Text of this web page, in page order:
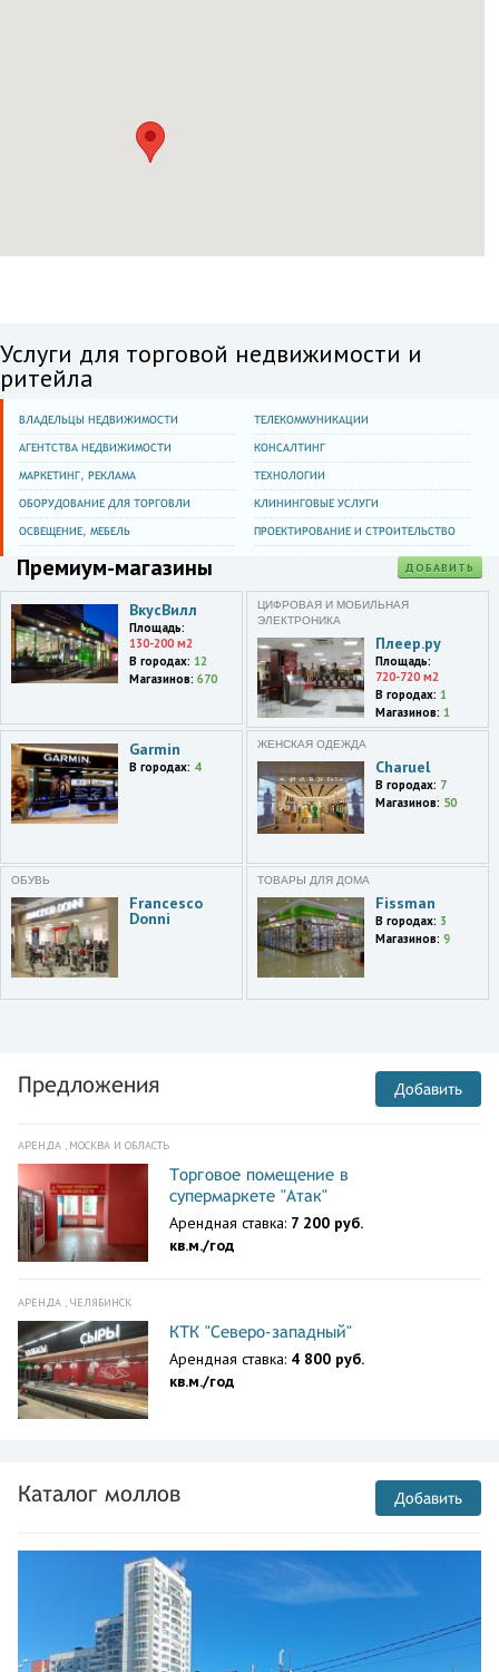
Услуги для торговой недвижимости и
ритейла
ВЛАДЕЛЬЦЫ НЕДВИЖИМОСТИ ТЕЛЕКОММУНИКАЦИИ
АГЕНТСТВА НЕДВИЖИМОСТИ КОНСАЛТИНГ
МАРКЕТИНГ, РЕКЛАМА ТЕХНОЛОГИИ
ОБОРУДОВАНИЕ ДЛЯ ТОРГОВЛИ КЛИНИНГОВЫЕ УСЛУГИ
ОСВЕЩЕНИЕ, МЕБЕЛЬ ПРОЕКТИРОВАНИЕ И СТРОИТЕЛЬСТВО
ДОБАВИТЬ
Премиум-магазины
ВкусВилл
Площадь:
130-200 м2
В городах: 12
Магазинов: 670
ЦИФРОВАЯ И МОБИЛЬНАЯ
ЭЛЕКТРОНИКА
Плеер.ру
Площадь:
720-720 м2
В городах: 1
Магазинов: 1
Garmin
В городах: 4
ЖЕНСКАЯ ОДЕЖДА
Charuel
В городах: 7
Магазинов: 50
ОБУВЬ
Francesco
Donni
ТОВАРЫ ДЛЯ ДОМА
Fissman
В городах: 3
Магазинов: 9
Предложения Добавить
АРЕНДА , МОСКВА И ОБЛАСТЬ
Торговое помещение в
супермаркете "Атак"
Арендная ставка: 7 200 руб.
кв.м./год
АРЕНДА , ЧЕЛЯБИНСК
КТК "Северо-западный"
Арендная ставка: 4 800 руб.
кв.м./год
Каталог моллов Добавить